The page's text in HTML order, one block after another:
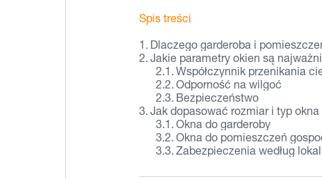
Spis treści
Dlaczego garderoba i
Jakie parametry okien są
Współczynnik przenikania
Odporność na wilgoć
Bezpieczeństwo
Jak dopasować rozmiar i typ
Okna do garderoby
Okna do pomieszczeń
Zabezpieczenia według